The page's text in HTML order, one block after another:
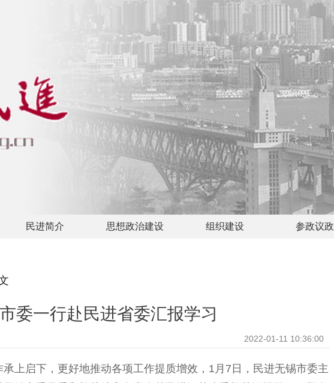
民进简介 思想政治建设 组织建设 参政议政
委一行赴民进省委汇报学习
2022-01-11 10:36:00
启下，更好地推动各项工作提质增效，1月7日，民进无锡市委主